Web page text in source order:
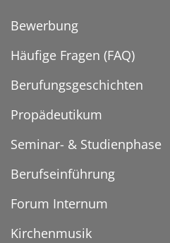
Bewerbung
Häufige Fragen (FAQ)
Berufungsgeschichten
Propädeutikum
Seminar- & Studienphase
Berufseinführung
Forum Internum
Kirchenmusik